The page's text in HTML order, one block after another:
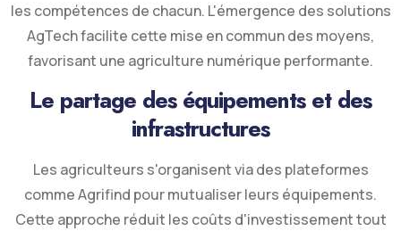
les compétences de chacun. L'émergence des solutions
AgTech facilite cette mise en commun des moyens,
favorisant une agriculture numérique performante.
Le partage des équipements et des
infrastructures
Les agriculteurs s'organisent via des plateformes
comme Agrifind pour mutualiser leurs équipements.
Cette approche réduit les coûts d'investissement tout